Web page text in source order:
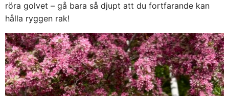
röra golvet – gå bara så djupt att du fortfarande kan
hålla ryggen rak!